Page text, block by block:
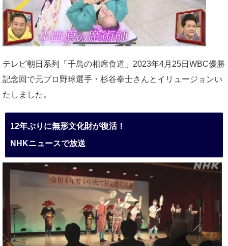
テレビ朝日系列「千鳥の相席食道」2023年4月25日WBC優勝
記念回で元プロ野球選手・杉谷拳士さんとイリュージョンい
たしました。
12年ぶりに無形文化財が復活！
NHKニュースで放送